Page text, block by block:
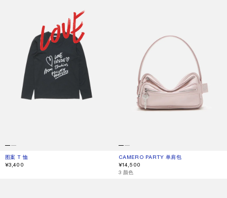
图案 T 恤
当前颜色： 黑色
價格：¥3,400。
¥3,400
CAMERO PARTY 单肩包
当前颜色： 苍粉色
價格：¥14,500。
¥14,500
,3 颜色